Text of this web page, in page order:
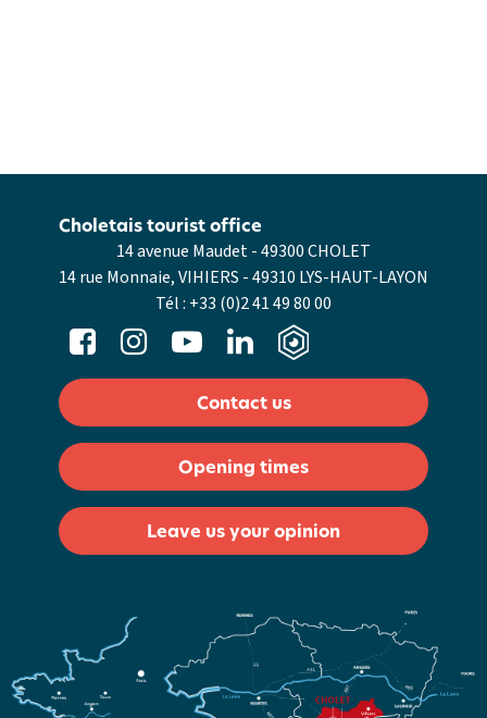
14 avenue Maudet - 49300 CHOLET
14 rue Monnaie, VIHIERS - 49310 LYS-HAUT-LAYON
Tél : +33 (0)2 41 49 80 00
Choletais tourist office
Contact us
Opening times
Leave us your opinion